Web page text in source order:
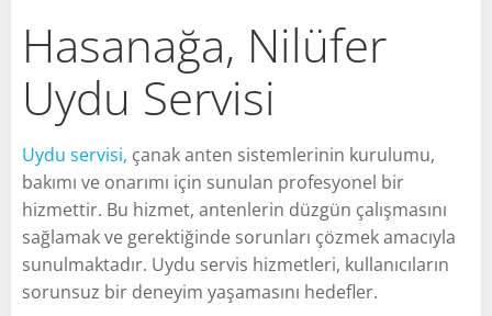
Hasanağa, Nilüfer
Uydu Servisi
Uydu servisi, çanak anten sistemlerinin kurulumu,
bakımı ve onarımı için sunulan profesyonel bir
hizmettir. Bu hizmet, antenlerin düzgün çalışmasını
sağlamak ve gerektiğinde sorunları çözmek amacıyla
sunulmaktadır. Uydu servis hizmetleri, kullanıcıların
sorunsuz bir deneyim yaşamasını hedefler.